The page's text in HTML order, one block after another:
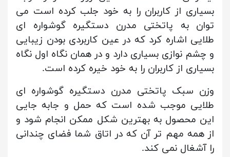
بسیاری از کاربران را به خود جلب کرده است می
توان به پاتختی مدرن دستگیره گوشواره ای
طلایی اشاره کرد که در عین کاربردی بودن زیبایی
و چشم نوازی بسیاری دارد و در همان نگاه اول نگاه
بسیاری از کاربران را به خود خیره کرده است.
وزن سبک پاتختی مدرن دستگیره گوشواره ای
طلایی موجب شده است که حمل و جابه جایی
این محصول به بهترین شکل ممکن انجام شود و
از همه مهم تر آن که در اتاق شما فضای چندانی
را آشغال نمی کند.